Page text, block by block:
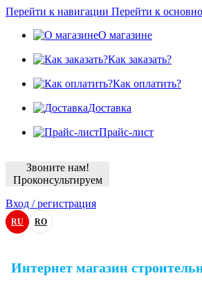
Перейти к навигации Перейти к
О магазине
Как заказать?
Как оплатить?
Доставка
Прайс-лист
Звоните нам!
Проконсультируем
Вход / регистрация
RU RO
Интернет магазин